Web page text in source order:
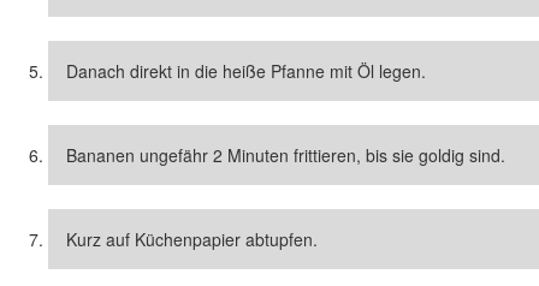
Danach direkt in die heiße Pfanne mit Öl legen.
Bananen ungefähr 2 Minuten frittieren, bis sie goldig sind.
Kurz auf Küchenpapier abtupfen.